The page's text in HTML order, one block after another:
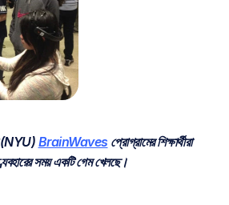
(NYU) BrainWaves প্রোগ্রামের শিক্ষার্থীরা
সময় একটি গেম খেলছে।